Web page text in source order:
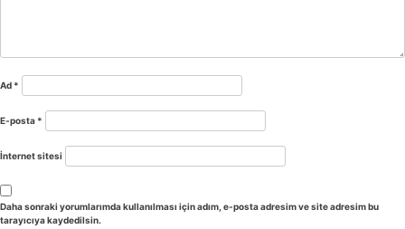
Ad *
E-posta *
İnternet sitesi
Daha sonraki yorumlarımda kullanılması için adım, e-posta adresim ve site adresim bu
tarayıcıya kaydedilsin.